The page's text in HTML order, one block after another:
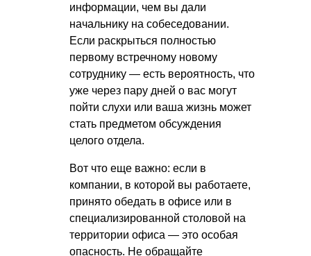
информации, чем вы дали
начальнику на собеседовании.
Если раскрыться полностью
первому встречному новому
сотруднику — есть вероятность, что
уже через пару дней о вас могут
пойти слухи или ваша жизнь может
стать предметом обсуждения
целого отдела.
Вот что еще важно: если в
компании, в которой вы работаете,
принято обедать в офисе или в
специализированной столовой на
территории офиса — это особая
опасность. Не обращайте